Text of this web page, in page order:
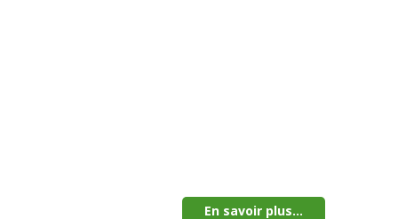
En savoir plus...